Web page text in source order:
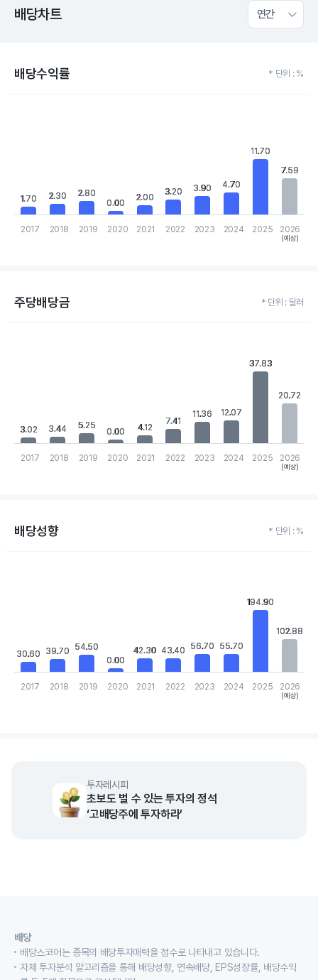
배당차트 연간
배당수익률 * 단위 : %
The chart has 1 Y axis displaying values. Data ranges from 0 to
1.70
1.70 2.30
2.30 2.80
2.80
0.00
0.00
2.00
2.00
3.20
3.20 3.90
3.90 4.70
4.70
11.70
11.70
7.59
7.59
2017 2018 2019 2020 2021 2022 2023 2024 2025 2026
(예상)
주당배당금 * 단위 : 달러
3.02
3.02 3.44
3.44 5.25
5.25
0.00
0.00 4.12
4.12
7.41
7.41
11.36
11.36 12.07
12.07
37.83
37.83
20.72
20.72
2017 2018 2019 2020 2021 2022 2023 2024 2025 2026
(예상)
배당성향 * 단위 : %
The chart has 1 Y axis displaying values. Data ranges from 0 to
30.60
30.60 39.70
39.70 54.50
54.50
0.00
0.00
42.30
42.30 43.40
43.40 56.70
56.70 55.70
55.70
194.90
194.90
102.88
102.88
2017 2018 2019 2020 2021 2022 2023 2024 2025 2026
(예상)
투자레시피
초보도 벌 수 있는 투자의 정석
‘고배당주에 투자하라’
배당
배당스코어는 종목의 배당투자매력을 점수로 나타내고 있습니다.
자체 투자분석 알고리즘을 통해 배당성향, 연속배당, EPS성장률, 배당수익